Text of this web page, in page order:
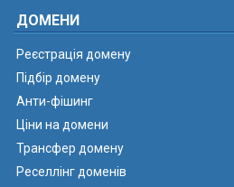
ДОМЕНИ
Реєстрація домену
Підбір домену
Анти-фішинг
Ціни на домени
Трансфер домену
Реселлінг доменів